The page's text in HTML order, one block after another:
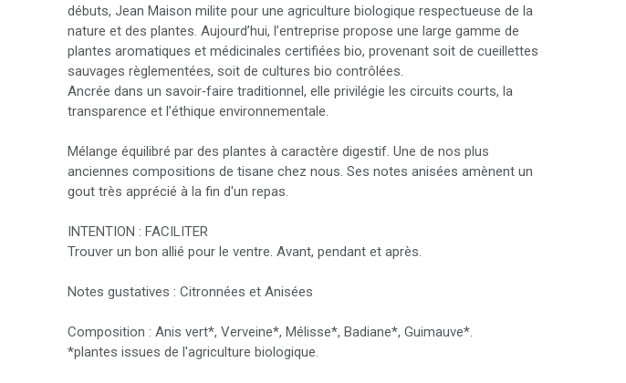
débuts, Jean Maison milite pour une agriculture biologique respectueuse de la
nature et des plantes. Aujourd’hui, l’entreprise propose une large gamme de
plantes aromatiques et médicinales certifiées bio, provenant soit de cueillettes
sauvages règlementées, soit de cultures bio contrôlées.
Ancrée dans un savoir‑faire traditionnel, elle privilégie les circuits courts, la
transparence et l’éthique environnementale.
Mélange équilibré par des plantes à caractère digestif. Une de nos plus
anciennes compositions de tisane chez nous. Ses notes anisées amènent un
gout très apprécié à la fin d'un repas.
INTENTION : FACILITER
Trouver un bon allié pour le ventre. Avant, pendant et après.
Notes gustatives : Citronnées et Anisées
Composition : Anis vert*, Verveine*, Mélisse*, Badiane*, Guimauve*.
*plantes issues de l'agriculture biologique.